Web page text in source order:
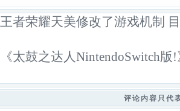
王者荣耀天美修改了游戏机制
《太鼓之达人NintendoSwitch
评论内容只代